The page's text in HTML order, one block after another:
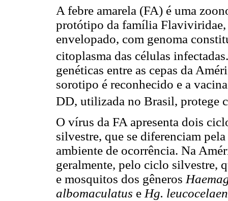
A febre amarela (FA) é uma
protótipo da família Flaviviridae,
envelopado, com genoma
citoplasma das células infectadas.
genéticas entre as cepas da
sorotipo é reconhecido e a
DD, utilizada no Brasil, protege
O vírus da FA apresenta dois
silvestre, que se diferenciam
ambiente de ocorrência. Na
geralmente, pelo ciclo silvestre,
e mosquitos dos gêneros
albomaculatus e Hg.